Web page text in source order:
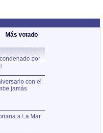
Más votado
por
con el
jamás
a La Mar